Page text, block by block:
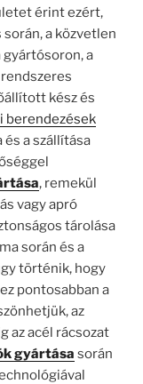
érint ezért,
a közvetlen
a
kész és
berendezések
és a szállítása
, remekül
vagy apró
tárolása
során és a
történik, hogy
pontosabban a
az
az acél rácsozat
gyártása során